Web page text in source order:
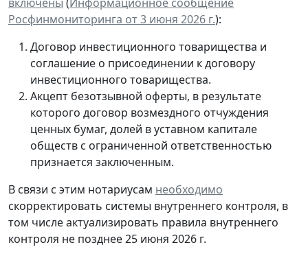
Росфинмониторинга от 3 июня 2026 г.):
Договор инвестиционного товарищества и
соглашение о присоединении к договору
инвестиционного товарищества.
Акцепт безотзывной оферты, в результате
которого договор возмездного отчуждения
ценных бумаг, долей в уставном капитале
обществ с ограниченной ответственностью
признается заключенным.
В связи с этим нотариусам необходимо
скорректировать системы внутреннего контроля, в
том числе актуализировать правила внутреннего
контроля не позднее 25 июня 2026 г.